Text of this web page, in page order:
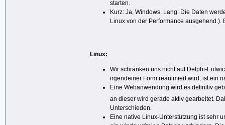
starten.
Kurz: Ja, Windows. Lang: Die Daten
Linux von der Performance
Linux:
Wir schränken uns nicht auf Delphi-
irgendeiner Form reanimiert wird, ist ein
Eine Webanwendung wird es definitiv
an dieser wird gerade aktiv gearbeitet.
Unterschieden.
Eine native Linux-Unterstützung ist sehr